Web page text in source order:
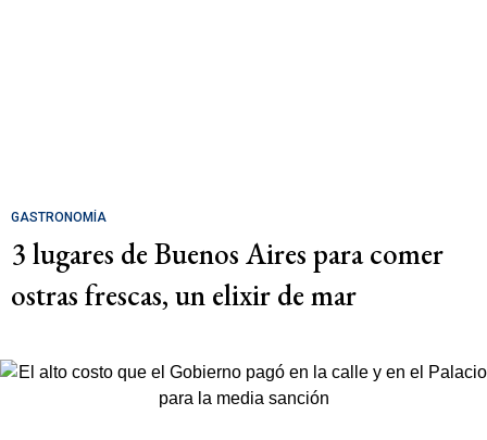
GASTRONOMÍA
3 lugares de Buenos Aires para comer
ostras frescas, un elixir de mar